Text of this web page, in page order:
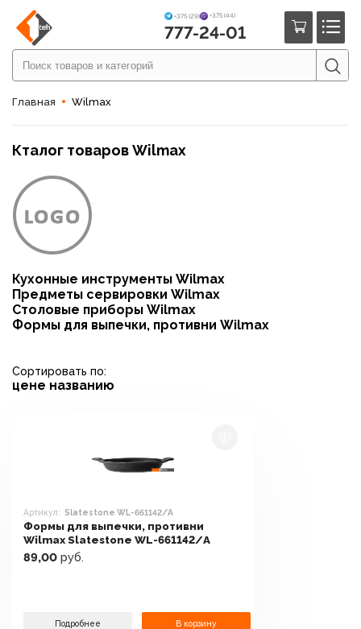
+375 (29) +375 (44)
777-24-01
Главная Wilmax
Кталог товаров Wilmax
Кухонные инструменты Wilmax
Предметы сервировки Wilmax
Столовые приборы Wilmax
Формы для выпечки, противни Wilmax
Сортировать по:
цене названию
Артикул: Slatestone WL-661142/А
Формы для выпечки, противни
Wilmax Slatestone WL-661142/А
89,00 руб.
Подробнее В корзину